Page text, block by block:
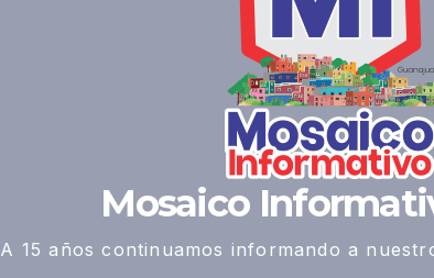
Mosaico
A 15 años continuamos informando a